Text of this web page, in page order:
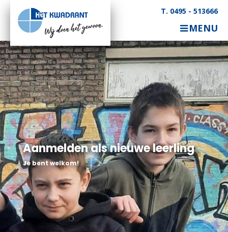
T. 0495 - 513666
MENU
Aanmelden als nieuwe leerling
Je bent welkom!